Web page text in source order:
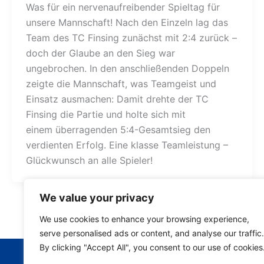
We value your privacy
We use cookies to enhance your browsing experience,
serve personalised ads or content, and analyse our traffic.
By clicking "Accept All", you consent to our use of cookies.
Was für ein nervenaufreibender Spieltag für
unsere Mannschaft! Nach den Einzeln lag das
Team des TC Finsing zunächst mit 2:4 zurück –
doch der Glaube an den Sieg war
ungebrochen. In den anschließenden Doppeln
zeigte die Mannschaft, was Teamgeist und
Einsatz ausmachen: Damit drehte der TC
Finsing die Partie und holte sich mit
einem überragenden 5:4-Gesamtsieg den
verdienten Erfolg. Eine klasse Teamleistung –
Glückwunsch an alle Spieler!